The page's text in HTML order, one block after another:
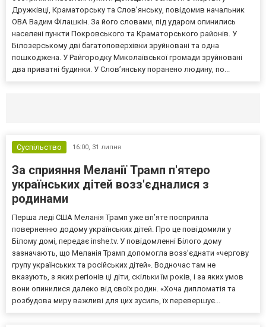
Дружківці, Краматорську та Слов’янську, повідомив начальник
ОВА Вадим Філашкін. За його словами, під ударом опинились
населені пункти Покровського та Краматорського районів. У
Білозерському дві багатоповерхівки зруйновані та одна
пошкоджена. У Райгородку Миколаївської громади зруйновані
два приватні будинки. У Слов’янську поранено людину, по...
Суспільство 16:00, 31 липня
За сприяння Меланії Трамп п'ятеро
українських дітей возз'єдналися з
родинами
Перша леді США Меланія Трамп уже впʼяте посприяла
поверненню додому українських дітей. Про це повідомили у
Білому домі, передає inshe.tv. У повідомленні Білого дому
зазначають, що Меланія Трамп допомогла возз’єднати «чергову
групу українських та російських дітей». Водночас там не
вказують, з яких регіонів ці діти, скільки їм років, і за яких умов
вони опинилися далеко від своїх родин. «Хоча дипломатія та
розбудова миру важливі для цих зусиль, їх перевершує...